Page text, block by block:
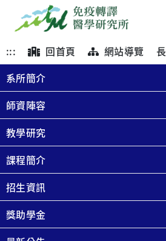
::: 回首頁 網站導覽
系所簡介
師資陣容
教學研究
課程簡介
招生資訊
獎助學金